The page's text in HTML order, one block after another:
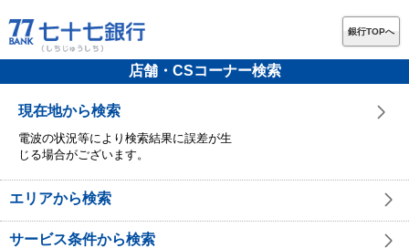
銀行TOPへ
店舗・CSコーナー検索
現在地から検索
電波の状況等により検索結果に誤差が生
じる場合がございます。
エリアから検索
サービス条件から検索